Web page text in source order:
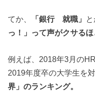
てか、 「銀行 就職」
っ！」って声がクサるほ
例えば、2018年3月の
2019年度卒の大学生を
界」のランキング。